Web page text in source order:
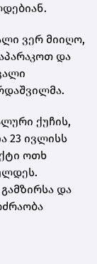
ვერ მიიღო,
და
ქუჩის,
23 ივლისს
ოთხ
და